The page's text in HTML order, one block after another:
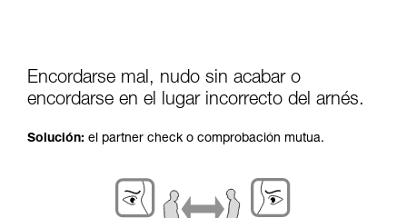
comprender este complemento informativo.
Dominar estas técnicas requiere una formación
través de un profesional su capacidad para
autónoma.
Damos ejemplos de técnicas relacionadas con
Encordarse mal, nudo sin acabar o
encordarse en el lugar incorrecto del arnés.
Solución: el partner check o comprobación mutua.